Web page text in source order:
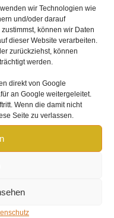
wir Technologien wie
und/oder darauf
können wir Daten
dieser Website verarbeiten.
zurückziehst, können
werden.
direkt von Google
an Google weitergeleitet.
Wenn die damit nicht
Seite zu verlassen.
hundert Metern folgt
Danach finden Sie
vor dem Haus zu parken.
Parkplatz
Haus zu parken.
R50 und R51
folgt die Haltestelle
Dort gehen Sie etwa 20 m
gekommen ist und
ein. Nach